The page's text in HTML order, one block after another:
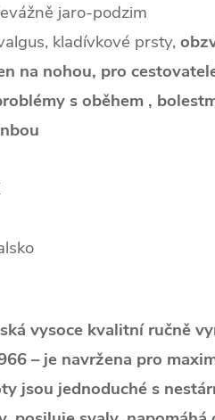
jaro-podzim
kladívkové prsty,
na nohou, pro
s oběhem ,
vysoce kvalitní ručně
– je navržena pro
jsou jednoduché s